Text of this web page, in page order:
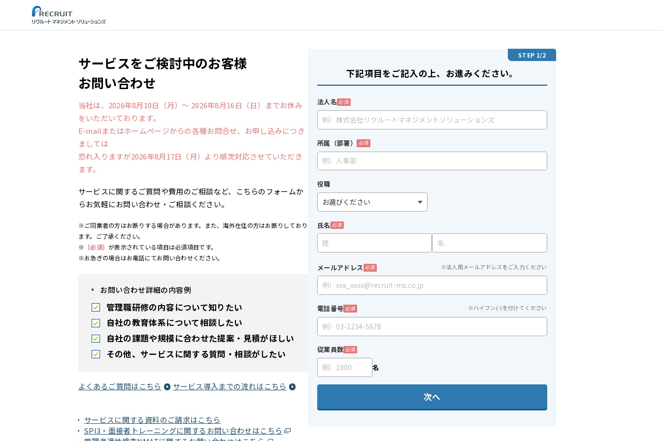
サービスをご検討中のお客様
お問い合わせ
当社は、2026年8月10日（月）～ 2026年8月16日（日）までお休み
をいただいております。
E-mailまたはホームページからの各種お問合せ、お申し込みにつき
ましては
恐れ入りますが2026年8月17日（月）より順次対応させていただき
ます。
サービスに関するご質問や費用のご相談など、こちらのフォームか
らお気軽にお問い合わせ・ご相談ください。
※ご同業者の方はお断りする場合があります。また、海外在住の方はお断りしており
ます。ご了承ください。
※ ［必須］が表示されている項目は必須項目です。
※お急ぎの場合はお電話にてお問い合わせください。
お問い合わせ詳細の内容例
管理職研修の内容について知りたい
自社の教育体系について相談したい
自社の課題や規模に合わせた提案・見積がほしい
その他、サービスに関する質問・相談がしたい
よくあるご質問はこちら サービス導入までの流れはこちら
サービスに関する資料のご請求はこちら
SPI3・面接者トレーニングに関するお問い合わせはこちら
STEP 1/2
下記項目をご記入の上、お進みください。
法人名 必須
所属（部署） 必須
役職
氏名 必須
メールアドレス 必須 ※法人用メールアドレスをご入力ください
電話番号 必須 ※ハイフン(-)を付けてください
従業員数 必須
名
次へ